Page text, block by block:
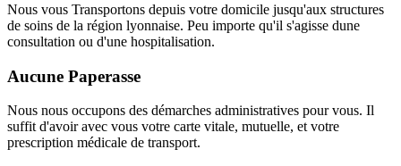
Nous vous Transportons depuis votre domicile jusqu'aux structures
de soins de la région lyonnaise. Peu importe qu'il s'agisse dune
consultation ou d'une hospitalisation.
Aucune Paperasse
Nous nous occupons des démarches administratives pour vous. Il
suffit d'avoir avec vous votre carte vitale, mutuelle, et votre
prescription médicale de transport.